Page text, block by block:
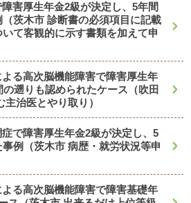
障害厚生年金2級が決定し、5年間
茨木市 診断書の必須項目に記載
て客観的に示す書類を加えて申
よる高次脳機能障害で障害厚生年
遡りも認められたケース（吹田
治医とやり取り）
症で障害厚生年金2級が決定し、5
例（茨木市 病歴・就労状況等申
よる高次脳機能障害で障害基礎年